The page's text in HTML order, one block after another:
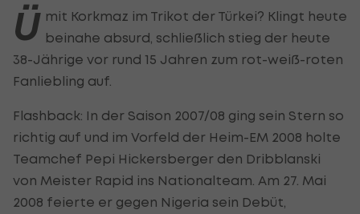
Ü mit Korkmaz im Trikot der Türkei? Klingt heute
beinahe absurd, schließlich stieg der heute
38-Jährige vor rund 15 Jahren zum rot-weiß-roten
Fanliebling auf.
Flashback: In der Saison 2007/08 ging sein Stern so
richtig auf und im Vorfeld der Heim-EM 2008 holte
Teamchef Pepi Hickersberger den Dribblanski
von Meister Rapid ins Nationalteam. Am 27. Mai
2008 feierte er gegen Nigeria sein Debüt,